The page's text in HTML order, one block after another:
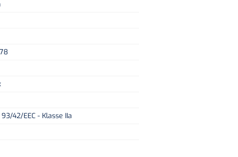
42/EEC - Klasse IIa